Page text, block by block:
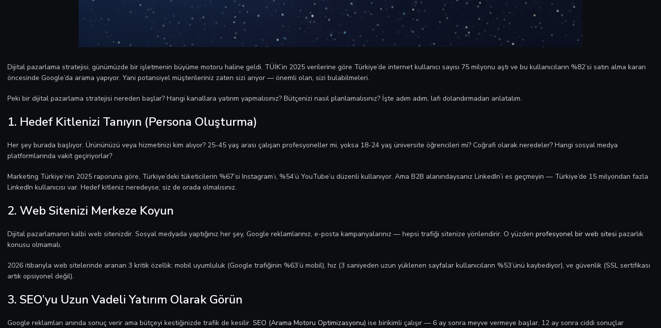
Dijital pazarlama stratejisi, günümüzde bir işletmenin büyüme motoru haline geldi. TÜİK’in 2025 verilerine göre Türkiye’de internet kullanıcı sayısı 75 milyonu aştı ve bu kullanıcıların %82’si satın alma kararı
öncesinde Google’da arama yapıyor. Yani potansiyel müşterileriniz zaten sizi arıyor — önemli olan, sizi bulabilmeleri.
Peki bir dijital pazarlama stratejisi nereden başlar? Hangi kanallara yatırım yapmalısınız? Bütçenizi nasıl planlamalısınız? İşte adım adım, lafı dolandırmadan anlatalım.
1. Hedef Kitlenizi Tanıyın (Persona Oluşturma)
Her şey burada başlıyor. Ürününüzü veya hizmetinizi kim alıyor? 25-45 yaş arası çalışan profesyoneller mi, yoksa 18-24 yaş üniversite öğrencileri mi? Coğrafi olarak neredeler? Hangi sosyal medya
platformlarında vakit geçiriyorlar?
Marketing Türkiye’nin 2025 raporuna göre, Türkiye’deki tüketicilerin %67’si Instagram’ı, %54’ü YouTube’u düzenli kullanıyor. Ama B2B alanındaysanız LinkedIn’i es geçmeyin — Türkiye’de 15 milyondan fazla
LinkedIn kullanıcısı var. Hedef kitleniz neredeyse, siz de orada olmalısınız.
2. Web Sitenizi Merkeze Koyun
Dijital pazarlamanın kalbi web sitenizdir. Sosyal medyada yaptığınız her şey, Google reklamlarınız, e-posta kampanyalarınız — hepsi trafiği sitenize yönlendirir. O yüzden profesyonel bir web sitesi pazarlık
konusu olmamalı.
2026 itibarıyla web sitelerinde aranan 3 kritik özellik: mobil uyumluluk (Google trafiğinin %63’ü mobil), hız (3 saniyeden uzun yüklenen sayfalar kullanıcıların %53’ünü kaybediyor), ve güvenlik (SSL sertifikası
artık opsiyonel değil).
3. SEO’yu Uzun Vadeli Yatırım Olarak Görün
Google reklamları anında sonuç verir ama bütçeyi kestiğinizde trafik de kesilir. SEO (Arama Motoru Optimizasyonu) ise birikimli çalışır — 6 ay sonra meyve vermeye başlar, 12 ay sonra ciddi sonuçlar